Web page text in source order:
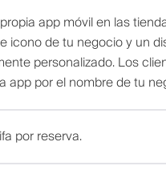
app móvil en las
icono de tu negocio y un
personalizado. Los
app por el nombre de tu
por reserva.